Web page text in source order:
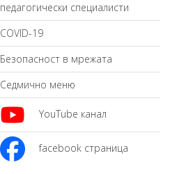
педагогически специалисти
COVID-19
Безопасност в мрежата
Седмично меню
YouTube канал
facebook страница